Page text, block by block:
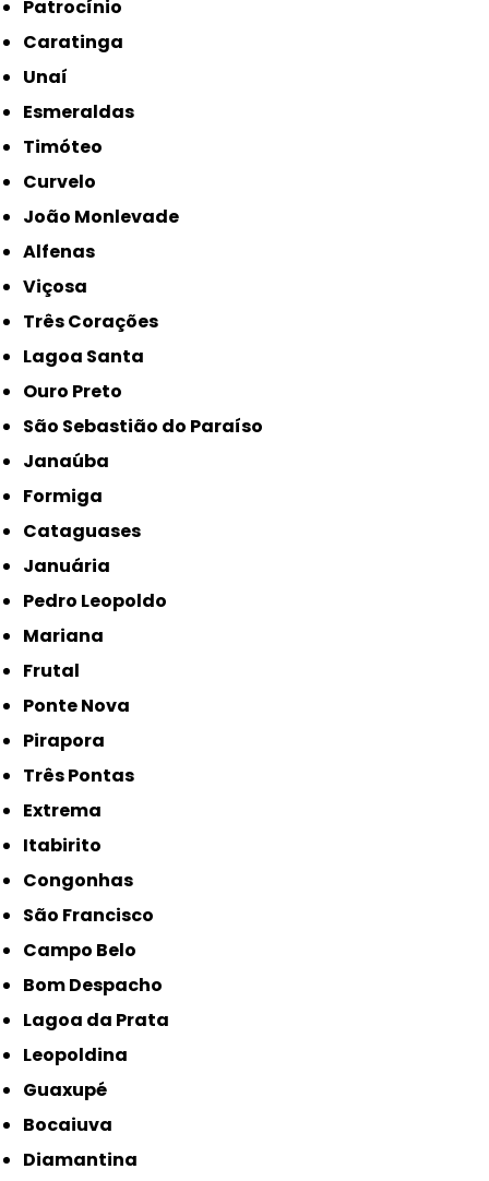
Patrocínio
Caratinga
Unaí
Esmeraldas
Timóteo
Curvelo
João Monlevade
Alfenas
Viçosa
Três Corações
Lagoa Santa
Ouro Preto
São Sebastião do Paraíso
Janaúba
Formiga
Cataguases
Januária
Pedro Leopoldo
Mariana
Frutal
Ponte Nova
Pirapora
Três Pontas
Extrema
Itabirito
Congonhas
São Francisco
Campo Belo
Bom Despacho
Lagoa da Prata
Leopoldina
Guaxupé
Bocaiuva
Diamantina